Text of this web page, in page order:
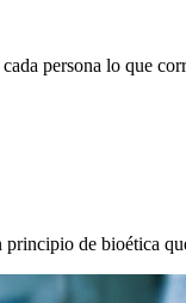
persona lo que
de bioética